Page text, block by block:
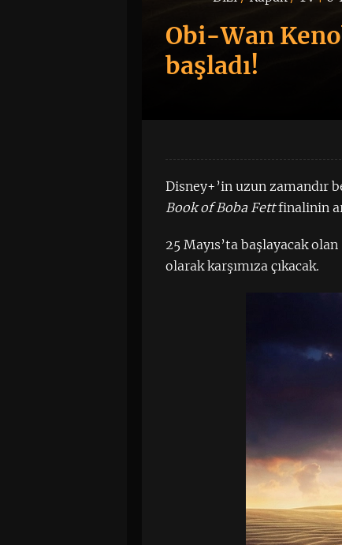
Obi-Wan
başladı!
Disney+’in uzun zamandır
Book of Boba Fettfinalinin
25 Mayıs’ta başlayacak
olarak karşımıza çıkacak.